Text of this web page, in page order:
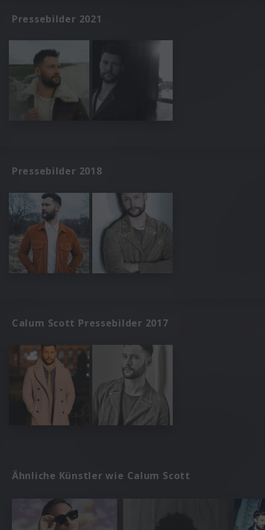
Pressebilder 2021
Pressebilder 2018
Calum Scott Pressebilder 2017
Ähnliche Künstler wie Calum Scott